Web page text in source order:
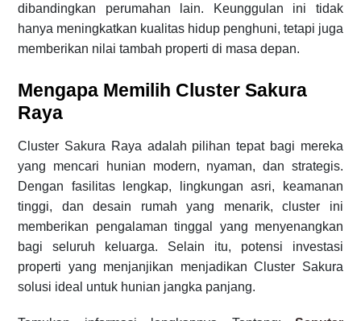
dibandingkan perumahan lain. Keunggulan ini tidak
hanya meningkatkan kualitas hidup penghuni, tetapi juga
memberikan nilai tambah properti di masa depan.
Mengapa Memilih Cluster Sakura
Raya
Cluster Sakura Raya adalah pilihan tepat bagi mereka
yang mencari hunian modern, nyaman, dan strategis.
Dengan fasilitas lengkap, lingkungan asri, keamanan
tinggi, dan desain rumah yang menarik, cluster ini
memberikan pengalaman tinggal yang menyenangkan
bagi seluruh keluarga. Selain itu, potensi investasi
properti yang menjanjikan menjadikan Cluster Sakura
solusi ideal untuk hunian jangka panjang.